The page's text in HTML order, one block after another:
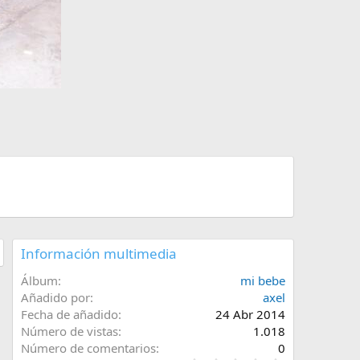
Información multimedia
Álbum
mi bebe
Añadido por
axel
Fecha de añadido
24 Abr 2014
Número de vistas
1.018
Número de comentarios
0